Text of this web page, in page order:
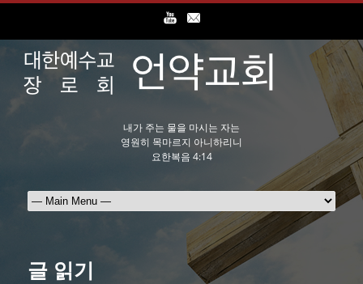
내가 주는 물을 마시는 자는
영원히 목마르지 아니하리니
요한복음 4:14
글 읽기